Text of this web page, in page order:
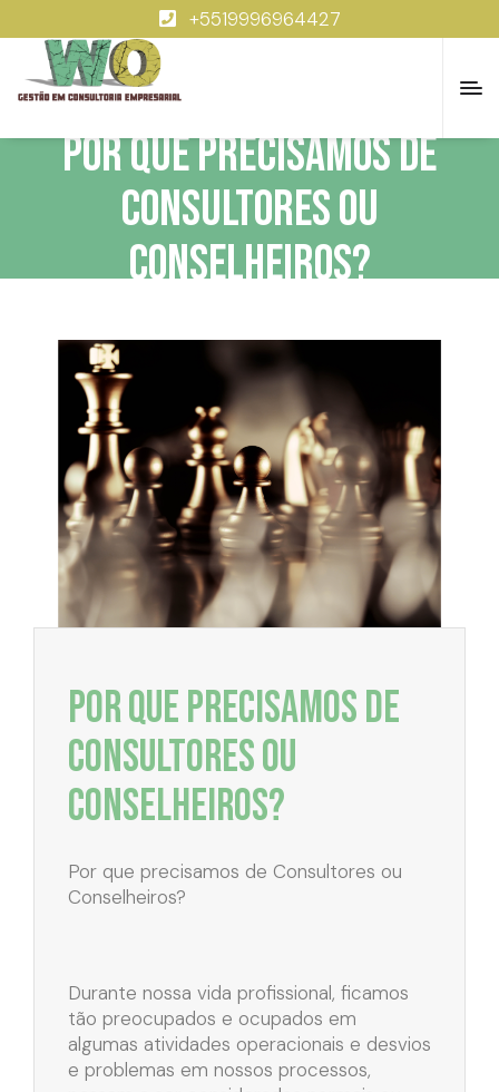
+5519996964427
Por que precisamos de
Consultores ou
Conselheiros?
Por que precisamos de
Consultores ou
Conselheiros?
Por que precisamos de Consultores ou
Conselheiros?
Durante nossa vida profissional, ficamos
tão preocupados e ocupados em
algumas atividades operacionais e desvios
e problemas em nossos processos,